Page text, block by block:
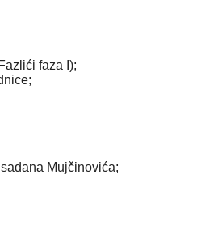
faza I);
Mujčinovića;